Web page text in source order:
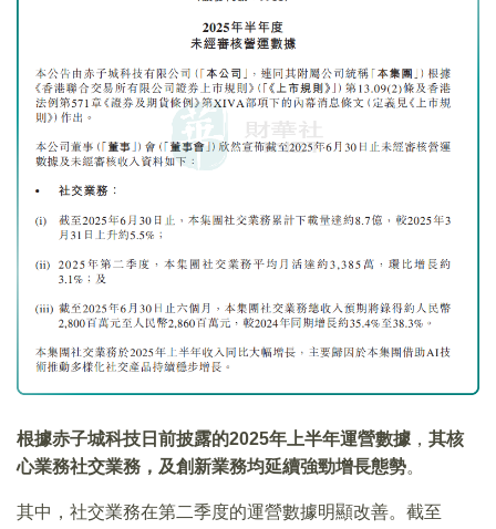
根據赤子城科技日前披露的2025年上半年運營數據 ， 其核
心業務社交業務，及創新業務均延續強勁增長態勢。
其中，社交業務在第二季度的運營數據明顯改善。截至